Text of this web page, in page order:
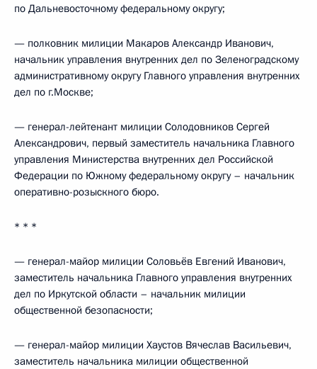
по Дальневосточному федеральному округу;
— полковник милиции Макаров Александр Иванович,
начальник управления внутренних дел по Зеленоградскому
административному округу Главного управления внутренних
дел по г.Москве;
— генерал-лейтенант милиции Солодовников Сергей
Александрович, первый заместитель начальника Главного
управления Министерства внутренних дел Российской
Федерации по Южному федеральному округу – начальник
оперативно-розыскного бюро.
* * *
— генерал-майор милиции Соловьёв Евгений Иванович,
заместитель начальника Главного управления внутренних
дел по Иркутской области – начальник милиции
общественной безопасности;
— генерал-майор милиции Хаустов Вячеслав Васильевич,
заместитель начальника милиции общественной